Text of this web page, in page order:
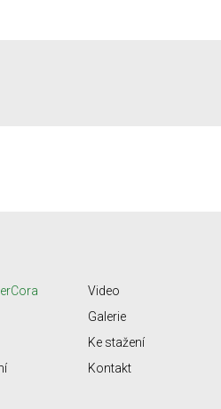
Video
Galerie
Ke stažení
Kontakt